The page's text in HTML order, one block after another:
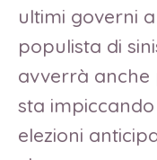
ultimi governi
populista di
avverrà anche
sta
elezioni